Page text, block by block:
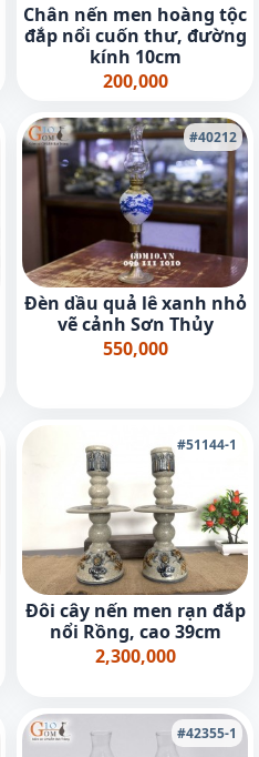
Chân nến men hoàng tộc
đắp nổi cuốn thư, đường
kính 10cm
200,000
#40212
Đèn dầu quả lê xanh nhỏ
vẽ cảnh Sơn Thủy
550,000
#51144-1
Đôi cây nến men rạn đắp
nổi Rồng, cao 39cm
2,300,000
#42355-1